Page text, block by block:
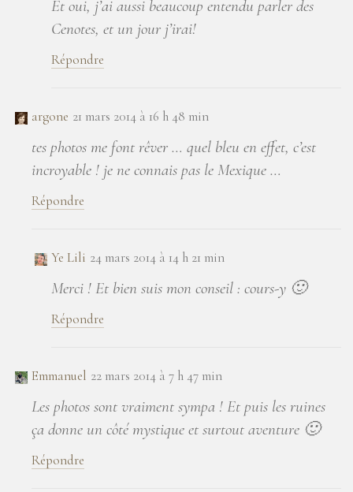
Et oui, j’ai aussi beaucoup entendu parler des
Cenotes, et un jour j’irai!
Répondre
argone 21 mars 2014 à 16 h 48 min
tes photos me font rêver … quel bleu en effet, c’est
incroyable ! je ne connais pas le Mexique …
Répondre
Ye Lili 24 mars 2014 à 14 h 21 min
Merci ! Et bien suis mon conseil : cours-y 🙂
Répondre
Emmanuel 22 mars 2014 à 7 h 47 min
Les photos sont vraiment sympa ! Et puis les ruines
ça donne un côté mystique et surtout aventure 🙂
Répondre